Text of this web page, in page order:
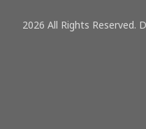
2026 All Rights Reserved.